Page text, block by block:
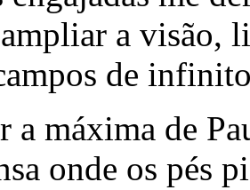
a visão,
de
a máxima de
onde os pés